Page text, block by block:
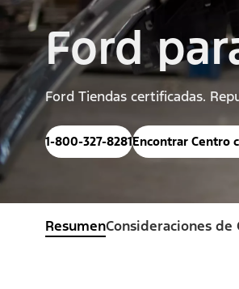
Ford
Ford Tiendas certificadas.
1-800-327-8281Encontrar Centro
ResumenConsideraciones de